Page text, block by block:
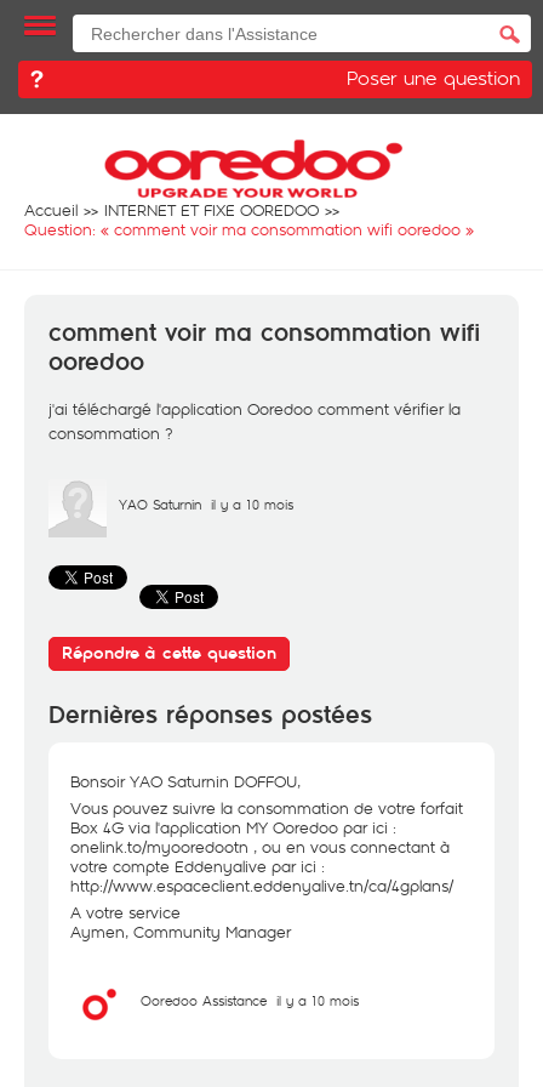
Poser une question
Accueil
INTERNET ET FIXE OOREDOO
Question: « comment voir ma consommation wifi ooredoo »
comment voir ma consommation wifi
ooredoo
j'ai téléchargé l'application Ooredoo comment vérifier la
consommation ?
YAO Saturnin il y a 10 mois
Répondre à cette question
Dernières réponses postées
Bonsoir YAO Saturnin DOFFOU,
Vous pouvez suivre la consommation de votre forfait
Box 4G via l'application MY Ooredoo par ici :
onelink.to/myooredootn , ou en vous connectant à
votre compte Eddenyalive par ici :
http://www.espaceclient.eddenyalive.tn/ca/4gplans/
A votre service
Aymen, Community Manager
Ooredoo Assistance il y a 10 mois